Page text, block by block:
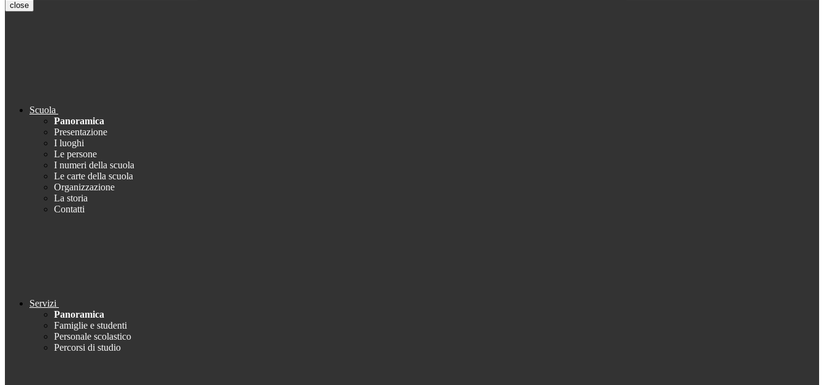
close
Scuola
Panoramica
Presentazione
I luoghi
Le persone
I numeri della scuola
Le carte della scuola
Organizzazione
La storia
Contatti
Servizi
Panoramica
Famiglie e studenti
Personale scolastico
Percorsi di studio